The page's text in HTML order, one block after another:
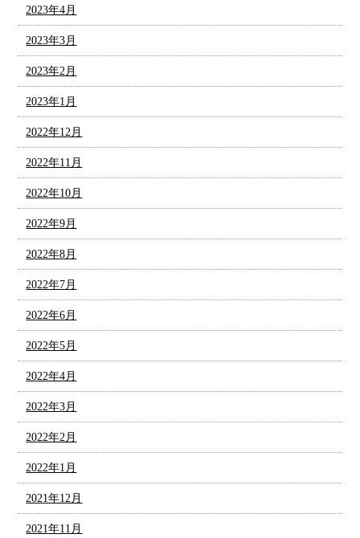
2023年4月
2023年3月
2023年2月
2023年1月
2022年12月
2022年11月
2022年10月
2022年9月
2022年8月
2022年7月
2022年6月
2022年5月
2022年4月
2022年3月
2022年2月
2022年1月
2021年12月
2021年11月